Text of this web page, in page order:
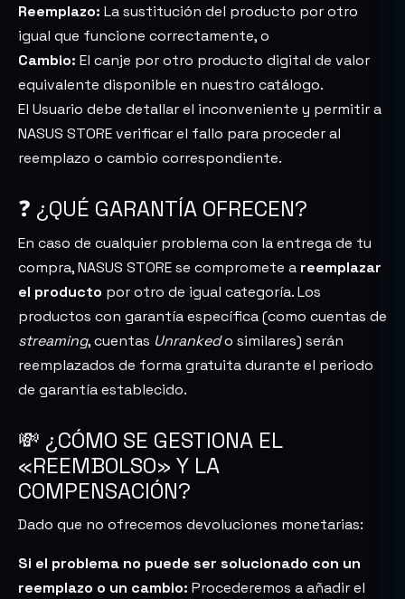
Reemplazo: La sustitución del producto por otro
igual que funcione correctamente, o
Cambio: El canje por otro producto digital de valor
equivalente disponible en nuestro catálogo.
El Usuario debe detallar el inconveniente y permitir a
NASUS STORE verificar el fallo para proceder al
reemplazo o cambio correspondiente.
❓ ¿QUÉ GARANTÍA OFRECEN?
En caso de cualquier problema con la entrega de tu
compra, NASUS STORE se compromete a reemplazar
el producto por otro de igual categoría. Los
productos con garantía específica (como cuentas de
streaming, cuentas Unrankedo similares) serán
reemplazados de forma gratuita durante el periodo
de garantía establecido.
💸 ¿CÓMO SE GESTIONA EL
«REEMBOLSO» Y LA
COMPENSACIÓN?
Dado que no ofrecemos devoluciones monetarias:
Si el problema no puede ser solucionado con un
reemplazo o un cambio: Procederemos a añadir el